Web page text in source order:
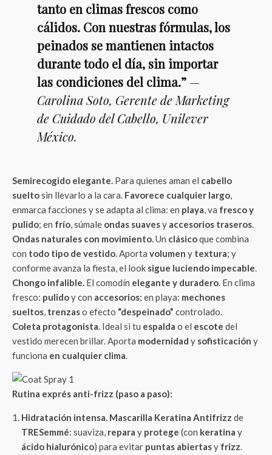
tanto en climas frescos como
cálidos. Con nuestras fórmulas, los
peinados se mantienen intactos
durante todo el día, sin importar
las condiciones del clima.”—
Carolina Soto, Gerente de Marketing
de Cuidado del Cabello, Unilever
México.
Semirecogido elegante. Para quienes aman el cabello
sueltosin llevarlo a la cara. Favorece cualquier largo,
enmarca facciones y se adapta al clima: en playa, va fresco y
pulido; en frío, súmale ondas suavesy accesorios traseros.
Ondas naturales con movimiento.Un clásicoque combina
con todo tipo de vestido. Aporta volumen y textura; y
conforme avanza la fiesta, el look sigue luciendo impecable.
Chongo infalible. El comodín elegante y duradero. En clima
fresco: pulidoy con accesorios; en playa: mechones
sueltos, trenzaso efecto “despeinado” controlado.
Coleta protagonista. Ideal si tu espalda o el escote del
vestido merecen brillar. Aporta modernidad y sofisticación y
funciona en cualquier clima.
Rutina exprés anti-frizz (paso a paso):
Hidratación intensa. Mascarilla Keratina Antifrizz de
TRESemmé: suaviza, repara y protege (con keratina y
ácido hialurónico) para evitar puntas abiertasy frizz.